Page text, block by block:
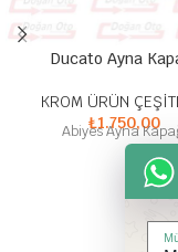
Ducato Ayna
KROM ÜRÜN
₺1.750,00
Abiyes Ayna